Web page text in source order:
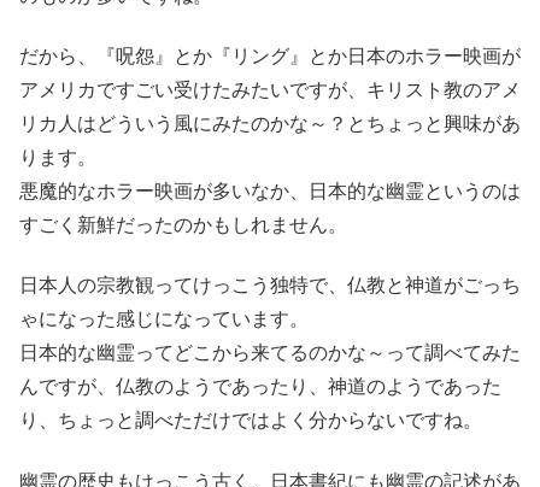
だから、『呪怨』とか『リング』とか日本のホラー映画が
アメリカですごい受けたみたいですが、キリスト教のアメ
リカ人はどういう風にみたのかな～？とちょっと興味があ
ります。
悪魔的なホラー映画が多いなか、日本的な幽霊というのは
すごく新鮮だったのかもしれません。
日本人の宗教観ってけっこう独特で、仏教と神道がごっち
ゃになった感じになっています。
日本的な幽霊ってどこから来てるのかな～って調べてみた
んですが、仏教のようであったり、神道のようであった
り、ちょっと調べただけではよく分からないですね。
幽霊の歴史もけっこう古く、日本書紀にも幽霊の記述があ